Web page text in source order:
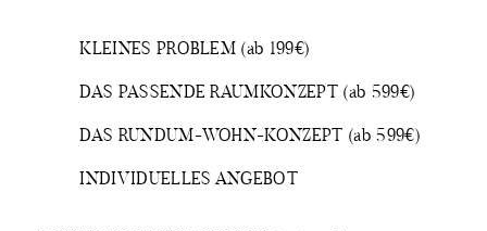
KLEINES PROBLEM (ab 199€)
DAS PASSENDE RAUMKONZEPT (ab 599€)
DAS RUNDUM-WOHN-KONZEPT (ab 599€)
INDIVIDUELLES ANGEBOT